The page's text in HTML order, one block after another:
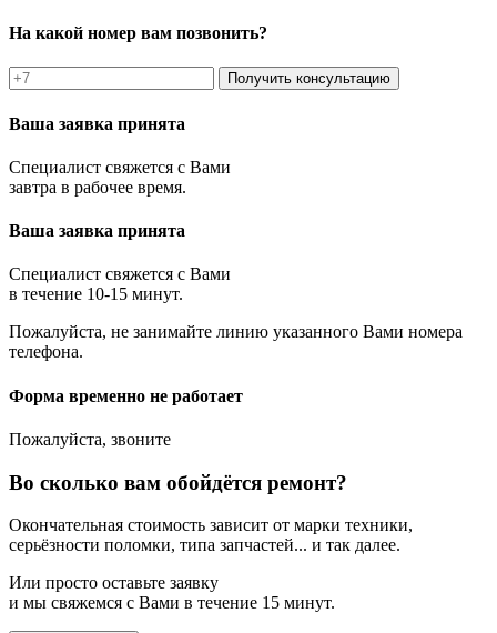
На какой номер вам позвонить?
Получить консультацию
Ваша заявка принята
Специалист свяжется с Вами
завтра в рабочее время.
Ваша заявка принята
Специалист свяжется с Вами
в течение 10-15 минут.
Пожалуйста, не занимайте линию указанного Вами номера
телефона.
Форма временно не работает
Пожалуйста, звоните
Во сколько вам обойдётся ремонт?
Окончательная стоимость зависит от марки техники,
серьёзности поломки, типа запчастей... и так далее.
Или просто оставьте заявку
и мы свяжемся с Вами в течение 15 минут.